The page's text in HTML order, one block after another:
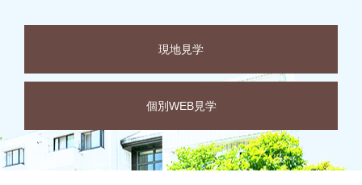
現地見学
個別WEB見学